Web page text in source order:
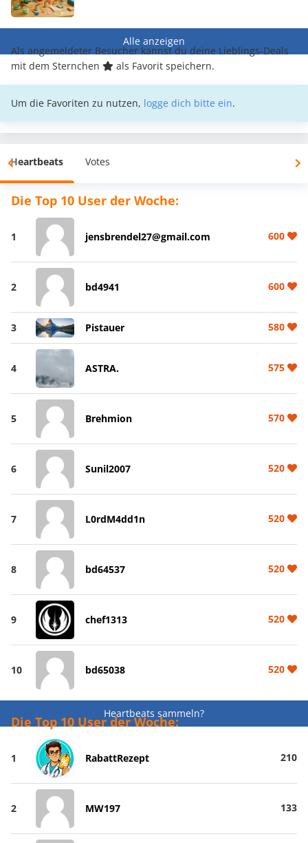
Alle anzeigen
Als angemeldeter Besucher kannst du deine Lieblings-Deals
mit dem Sternchen
als Favorit speichern.
Um die Favoriten zu nutzen, logge dich bitte ein.
Heartbeats Votes
Die Top 10 User der Woche:
1 jensbrendel27@gmail.com 600
2 bd4941 600
3 Pistauer 580
4 ASTRA. 575
5 Brehmion 570
6 Sunil2007 520
7 L0rdM4dd1n 520
8 bd64537 520
9 chef1313 520
10 bd65038 520
Heartbeats sammeln?
Die Top 10 User der Woche:
1 RabattRezept 210
2 MW197 133